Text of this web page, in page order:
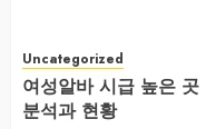
Uncategorized
여성알바 시급 높은
분석과 현황